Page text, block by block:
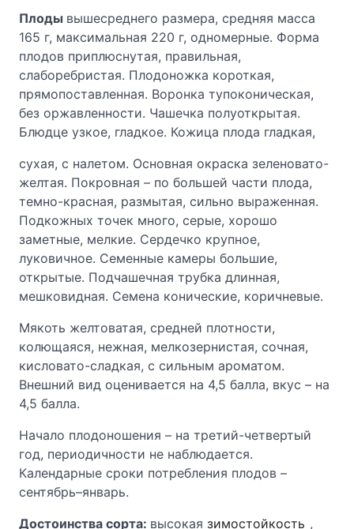
Плоды вышесреднего размера, средняя масса
165 г, максимальная 220 г, одномерные. Форма
плодов приплюснутая, правильная,
слаборебристая. Плодоножка короткая,
прямопоставленная. Воронка тупоконическая,
без оржавленности. Чашечка полуоткрытая.
Блюдце узкое, гладкое. Кожица плода гладкая,
сухая, с налетом. Основная окраска зеленовато-
желтая. Покровная – по большей части плода,
темно-красная, размытая, сильно выраженная.
Подкожных точек много, серые, хорошо
заметные, мелкие. Сердечко крупное,
луковичное. Семенные камеры большие,
открытые. Подчашечная трубка длинная,
мешковидная. Семена конические, коричневые.
Мякоть желтоватая, средней плотности,
колющаяся, нежная, мелкозернистая, сочная,
кисловато-сладкая, с сильным ароматом.
Внешний вид оценивается на 4,5 балла, вкус – на
4,5 балла.
Начало плодоношения – на третий-четвертый
год, периодичности не наблюдается.
Календарные сроки потребления плодов –
сентябрь–январь.
Достоинства сорта: высокая зимостойкость ,